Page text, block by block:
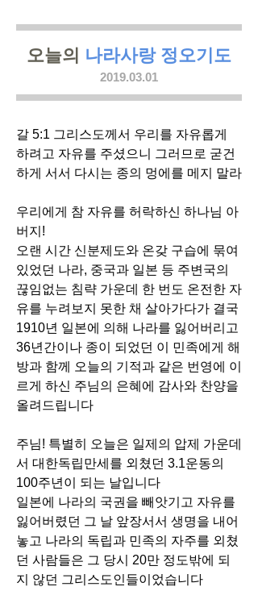
​오늘의 나라사랑 정오기도
2019.03.01
갈 5:1 그리스도께서 우리를 자유롭게
하려고 자유를 주셨으니 그러므로 굳건
하게 서서 다시는 종의 멍에를 메지 말라
우리에게 참 자유를 허락하신 하나님 아
버지!
오랜 시간 신분제도와 온갖 구습에 묶여
있었던 나라, 중국과 일본 등 주변국의
끊임없는 침략 가운데 한 번도 온전한 자
유를 누려보지 못한 채 살아가다가 결국
1910년 일본에 의해 나라를 잃어버리고
36년간이나 종이 되었던 이 민족에게 해
방과 함께 오늘의 기적과 같은 번영에 이
르게 하신 주님의 은혜에 감사와 찬양을
올려드립니다
주님! 특별히 오늘은 일제의 압제 가운데
서 대한독립만세를 외쳤던 3.1운동의
100주년이 되는 날입니다
일본에 나라의 국권을 빼앗기고 자유를
잃어버렸던 그 날 앞장서서 생명을 내어
놓고 나라의 독립과 민족의 자주를 외쳤
던 사람들은 그 당시 20만 정도밖에 되
지 않던 그리스도인들이었습니다